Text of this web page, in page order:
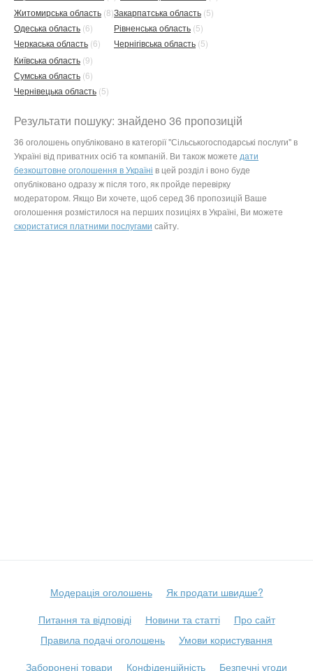
Житомирська область (8)
Одеська область (6)
Черкаська область (6)
Закарпатська область (5)
Рівненська область (5)
Чернігівська область (5)
Київська область (9)
Сумська область (6)
Чернівецька область (5)
Результати пошуку: знайдено 36 пропозицій
36 оголошень опубліковано в категорії "Сільськогосподарські послуги" в
Україні від приватних осіб та компаній. Ви також можете дати
безкоштовне оголошення в Україні в цей розділ і воно буде
опубліковано одразу ж після того, як пройде перевірку
модератором. Якщо Ви хочете, щоб серед 36 пропозицій Ваше
оголошення розмістилося на перших позиціях в Україні, Ви можете
скористатися платними послугами сайту.
Модерація оголошень
Як продати швидше?
Питання та відповіді
Новини та статті
Про сайт
Правила подачі оголошень
Умови користування
Заборонені товари
Конфіденційність Безпечні угоди